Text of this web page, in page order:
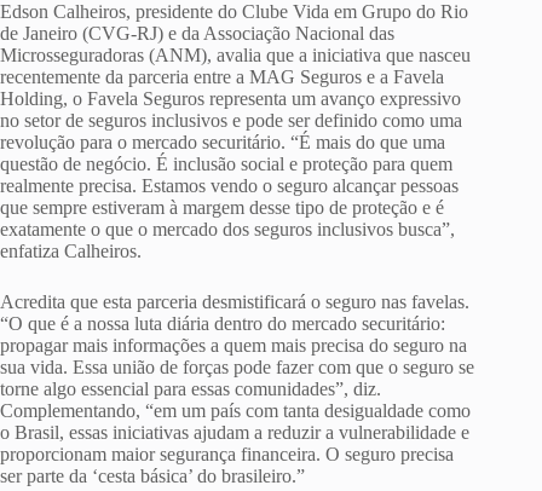
Edson Calheiros, presidente do Clube Vida em Grupo do Rio
de Janeiro (CVG-RJ) e da Associação Nacional das
Microsseguradoras (ANM), avalia que a iniciativa que nasceu
recentemente da parceria entre a MAG Seguros e a Favela
Holding, o Favela Seguros representa um avanço expressivo
no setor de seguros inclusivos e pode ser definido como uma
revolução para o mercado securitário. “É mais do que uma
questão de negócio. É inclusão social e proteção para quem
realmente precisa. Estamos vendo o seguro alcançar pessoas
que sempre estiveram à margem desse tipo de proteção e é
exatamente o que o mercado dos seguros inclusivos busca”,
enfatiza Calheiros.
Acredita que esta parceria desmistificará o seguro nas favelas.
“O que é a nossa luta diária dentro do mercado securitário:
propagar mais informações a quem mais precisa do seguro na
sua vida. Essa união de forças pode fazer com que o seguro se
torne algo essencial para essas comunidades”, diz.
Complementando, “em um país com tanta desigualdade como
o Brasil, essas iniciativas ajudam a reduzir a vulnerabilidade e
proporcionam maior segurança financeira. O seguro precisa
ser parte da ‘cesta básica’ do brasileiro.”